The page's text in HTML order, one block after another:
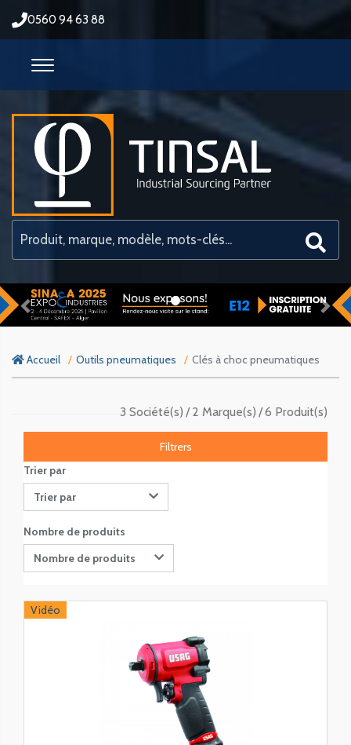
0560 94 63 88
Previous
Accueil Outils pneumatiques Clés à choc pneumatiques
6 Produit(s)
2 Marque(s)
3 Société(s)
Filtrers
Trier par
Trier par
Nombre de produits
Nombre de produits
Vidéo